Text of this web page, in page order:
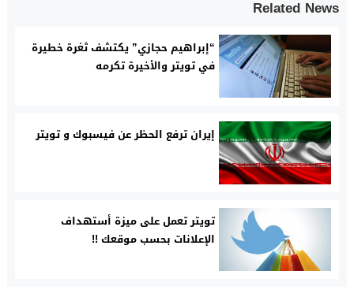
Related News
“إبراهيم حجازي” يكتشف ثغرة خطيرة
في تويتر والأخيرة تكرمه
إيران ترفع الحظر عن فيسبوك و تويتر
تويتر تعمل على ميزة أستهداف
الإعلانات بحسب موقعك !!